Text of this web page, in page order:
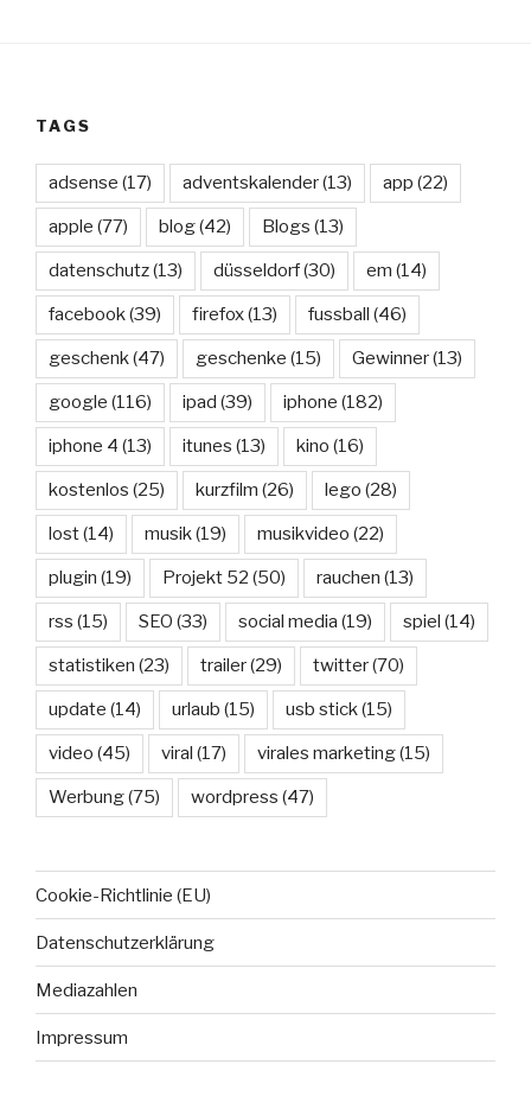
TAGS
adsense (17) adventskalender(13) app (22)
apple (77) blog(42) Blogs (13)
datenschutz(13) düsseldorf(30) em (14)
facebook(39) firefox(13) fussball (46)
geschenk(47) geschenke (15) Gewinner(13)
google (116) ipad (39) iphone (182)
iphone 4 (13) itunes (13) kino (16)
kostenlos (25) kurzfilm (26) lego (28)
lost(14) musik(19) musikvideo (22)
plugin (19) Projekt 52 (50) rauchen (13)
rss (15) SEO (33) social media (19) spiel (14)
statistiken (23) trailer(29) twitter(70)
update (14) urlaub (15) usb stick(15)
video (45) viral (17) virales marketing(15)
Werbung(75) wordpress (47)
Cookie-Richtlinie (EU)
Datenschutzerklärung
Mediazahlen
Impressum